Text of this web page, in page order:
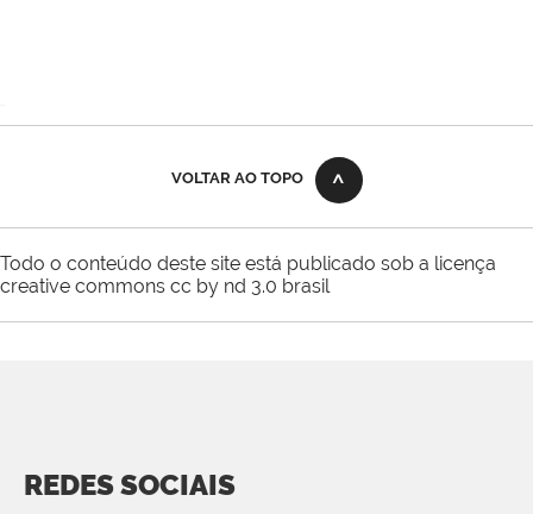
VOLTAR AO TOPO
Todo o conteúdo deste site está publicado sob a licença
creative commons cc by nd 3.0 brasil
REDES SOCIAIS